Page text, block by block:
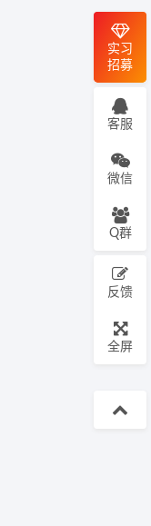
实习
招募
客服
微信
Q群
反馈
全屏